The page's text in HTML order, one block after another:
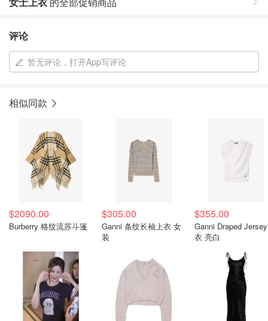
评论
暂无评论，打开App写评论
相似同款
$2090.00
Burberry 格纹流苏斗篷
$305.00
Ganni 条纹长袖上衣 女
装
$355.00
Ganni Draped
衣 亮白